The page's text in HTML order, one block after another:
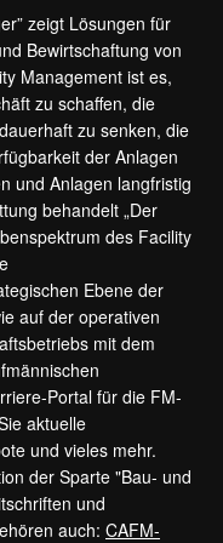
zeigt Lösungen für
Bewirtschaftung von
Management ist es,
zu schaffen, die
zu senken, die
der Anlagen
und Anlagen langfristig
behandelt „Der
des Facility
Ebene der
auf der operativen
mit dem
Portal für die FM-
aktuelle
und vieles mehr.
der Sparte "Bau- und
und
auch: CAFM-